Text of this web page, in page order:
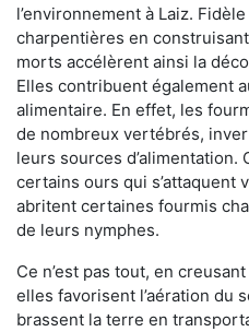
l’environnement à Laiz.
charpentières en
morts accélèrent ainsi la
Elles contribuent également
alimentaire. En effet, les
de nombreux vertébrés,
leurs sources d’alimentation.
certains ours qui s’attaquent
abritent certaines fourmis
de leurs nymphes.
Ce n’est pas tout, en
elles favorisent l’aération du
brassent la terre en